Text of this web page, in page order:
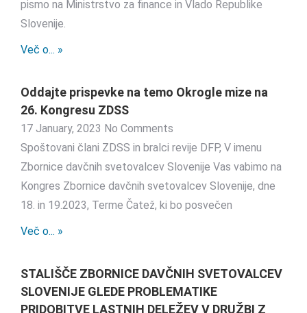
pismo na Ministrstvo za finance in Vlado Republike
Slovenije.
Več o... »
Oddajte prispevke na temo Okrogle mize na
26. Kongresu ZDSS
17 January, 2023 No Comments
Spoštovani člani ZDSS in bralci revije DFP, V imenu
Zbornice davčnih svetovalcev Slovenije Vas vabimo na
Kongres Zbornice davčnih svetovalcev Slovenije, dne
18. in 19.2023, Terme Čatež, ki bo posvečen
Več o... »
STALIŠČE ZBORNICE DAVČNIH SVETOVALCEV
SLOVENIJE GLEDE PROBLEMATIKE
PRIDOBITVE LASTNIH DELEŽEV V DRUŽBI Z